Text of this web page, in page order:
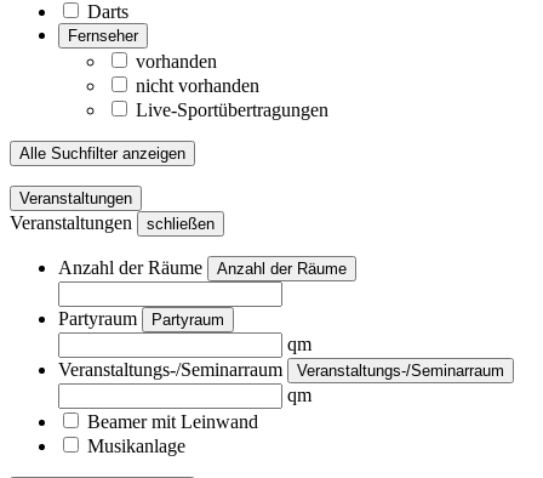
Darts
Fernseher
vorhanden
nicht vorhanden
Live-Sportübertragungen
Alle Suchfilter anzeigen
Veranstaltungen
Veranstaltungen schließen
Anzahl der Räume Anzahl der Räume
Partyraum Partyraum
qm
Veranstaltungs-/Seminarraum
Veranstaltungs-/Seminarraum
qm
Beamer mit Leinwand
Musikanlage